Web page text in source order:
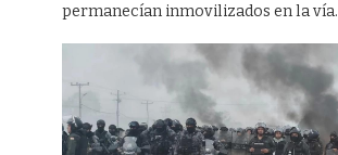
permanecían inmovilizados en la vía.